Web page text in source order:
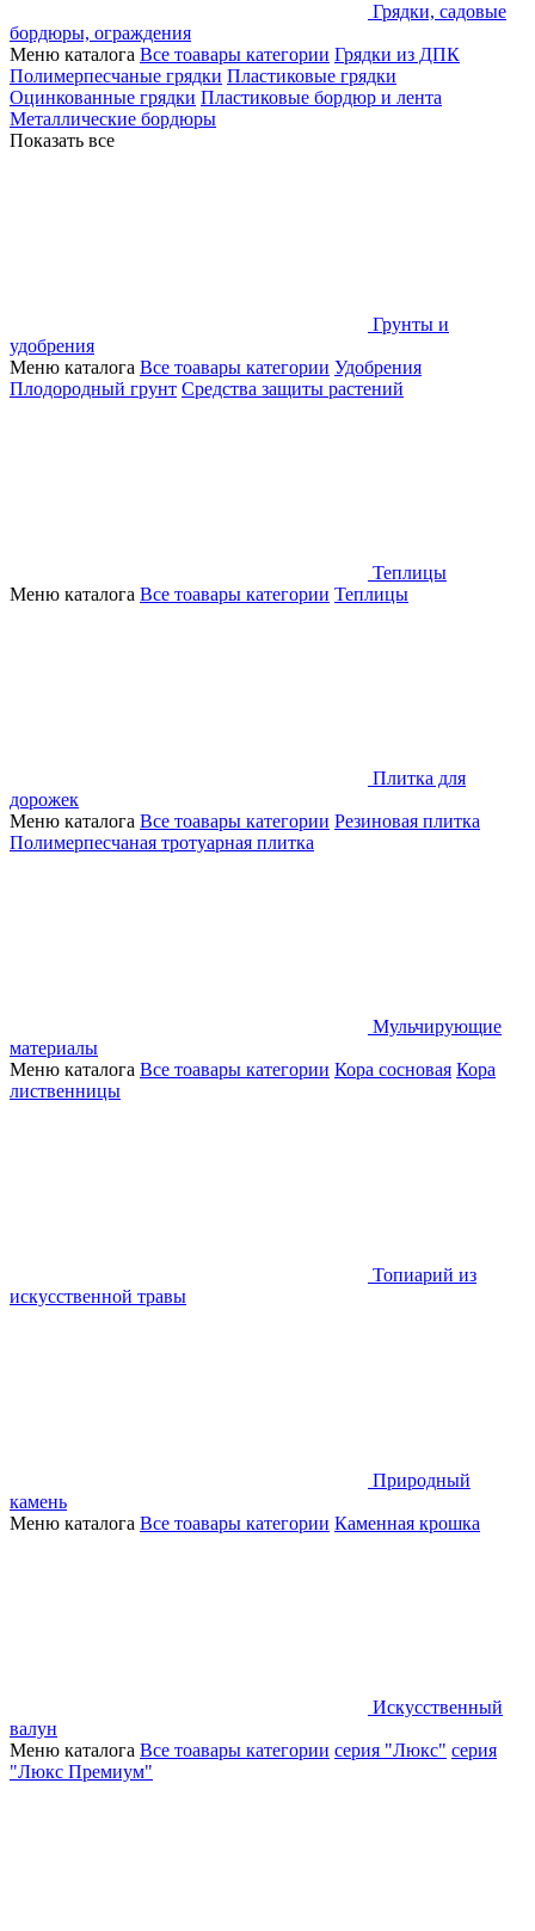
Грядки, садовые
бордюры, ограждения
Меню каталога Все тоавары категории Грядки из ДПК
Полимерпесчаные грядки Пластиковые грядки
Оцинкованные грядки Пластиковые бордюр и лента
Металлические бордюры
Показать все
Грунты и
удобрения
Меню каталога Все тоавары категории Удобрения
Плодородный грунт Средства защиты растений
Теплицы
Меню каталога Все тоавары категории Теплицы
Плитка для
дорожек
Меню каталога Все тоавары категории Резиновая плитка
Полимерпесчаная тротуарная плитка
Мульчирующие
материалы
Меню каталога Все тоавары категории Кора сосновая Кора
лиственницы
Топиарий из
искусственной травы
Природный
камень
Меню каталога Все тоавары категории Каменная крошка
Искусственный
валун
Меню каталога Все тоавары категории серия "Люкс" серия
"Люкс Премиум"